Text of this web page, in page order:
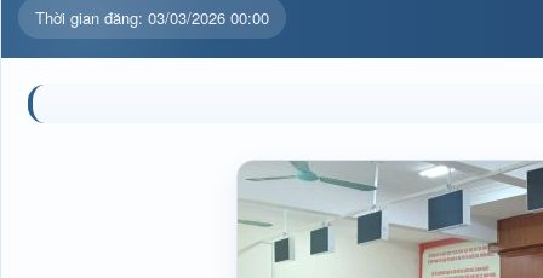
Thời gian đăng: 03/03/2026 00:00